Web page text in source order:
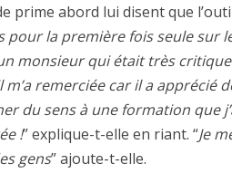
prime abord lui disent que
pour la première fois seule sur
monsieur qui était très
remerciée car il a apprécié
du sens à une formation que
!” explique-t-elle en riant. “Je
gens” ajoute-t-elle.